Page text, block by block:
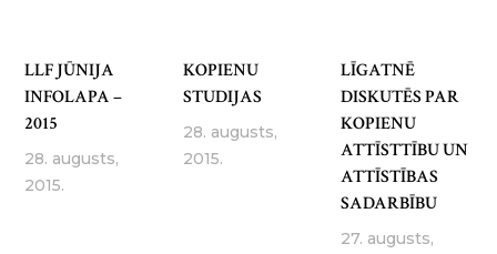
LLF JŪNIJA
INFOLAPA –
2015
28. augusts,
2015.
KOPIENU
STUDIJAS
28. augusts,
2015.
LĪGATNĒ
DISKUTĒS PAR
KOPIENU
ATTĪSTTĪBU UN
ATTĪSTĪBAS
SADARBĪBU
27. augusts,